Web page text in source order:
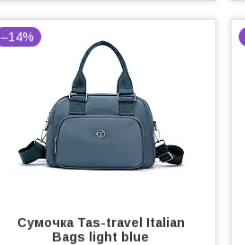
–14%
Сумочка Tas-travel Italian
Bags light blue